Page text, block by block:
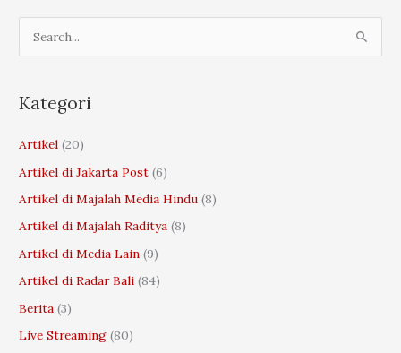
e
r
h
f
o
r
Kategori
Artikel (20)
Artikel di Jakarta Post (6)
Artikel di Majalah Media Hindu (8)
Artikel di Majalah Raditya (8)
Artikel di Media Lain (9)
Artikel di Radar Bali (84)
Berita (3)
Live Streaming (80)